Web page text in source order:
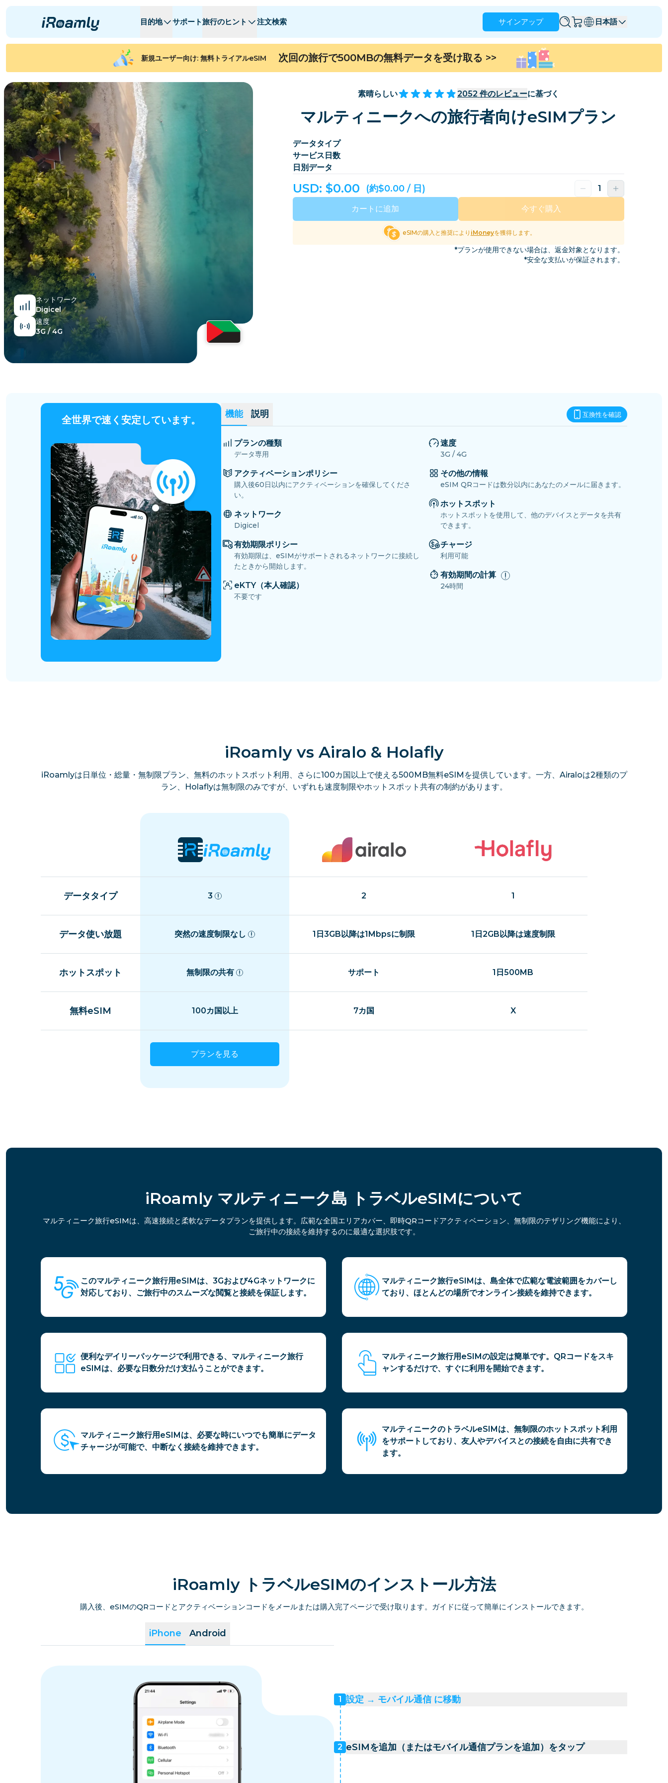
目的地 サポート旅行のヒント 注文検索 サインアップ 日本語
ローカルeSIM
リージョナルeSIM
J - O P - S
アルバニア
アルジェリア アンドラ アングィラ
アルゼンチン
アゼルバイジャン
ボスニア・ヘルツェゴビナ ブラジル ブルネイ
カンボジア
콩고 공화국 コスタリカ コートジボワール キプロス
チェコ共和国 ドミニカ ドミニカ共和国
エストニア
全ての目的地を見る
旅行日程 J - O P - S
中国 ヨーロッパ
新規ユーザー向け: 無料トライアルeSIM 次回の旅行で500MBの無料データを受け取る >>
ネットワーク
Digicel
速度
3G / 4G
素晴らしい 2052 件のレビューに基づく
マルティニークへの旅行者向けeSIMプラン
データタイプ
サービス日数
日別データ
USD: $0.00 (約$0.00 / 日)
カートに追加 今すぐ購入
eSIMの購入と推奨により iMoneyを獲得します。
*プランが使用できない場合は、返金対象となります。
*安全な支払いが保証されます。
全世界で速く安定しています。 機能 説明 互換性を確認
プランの種類
データ専用
アクティベーションポリシー
購入後60日以内にアクティベーションを確保してくださ
い。
ネットワーク
Digicel
有効期限ポリシー
有効期限は、eSIMがサポートされるネットワークに接続し
たときから開始します。
eKTY（本人確認）
不要です
速度
3G / 4G
その他の情報
eSIM QRコードは数分以内にあなたのメールに届きます。
ホットスポット
ホットスポットを使用して、他のデバイスとデータを共有
できます。
チャージ
利用可能
有効期間の計算
24時間
iRoamly vs Airalo & Holafly
iRoamlyは日単位・総量・無制限プラン、無料のホットスポット利用、さらに100カ国以上で使える500MB無料eSIMを提供しています。一方、Airaloは2種類のプ
ラン、Holaflyは無制限のみですが、いずれも速度制限やホットスポット共有の制約があります。
データタイプ 3 2 1
データ使い放題 突然の速度制限なし 1日3GB以降は1Mbpsに制限 1日2GB以降は速度制限
ホットスポット 無制限の共有 サポート 1日500MB
無料eSIM 100カ国以上 7カ国 X
プランを見る
iRoamly マルティニーク島 トラベルeSIMについて
マルティニーク旅行eSIMは、高速接続と柔軟なデータプランを提供します。広範な全国エリアカバー、即時QRコードアクティベーション、無制限のテザリング機能により、
ご旅行中の接続を維持するのに最適な選択肢です。
このマルティニーク旅行用eSIMは、3Gおよび4Gネットワークに
対応しており、ご旅行中のスムーズな閲覧と接続を保証します。
マルティニーク旅行eSIMは、島全体で広範な電波範囲をカバーし
ており、ほとんどの場所でオンライン接続を維持できます。
便利なデイリーパッケージで利用できる、マルティニーク旅行
eSIMは、必要な日数分だけ支払うことができます。
マルティニーク旅行用eSIMの設定は簡単です。QRコードをスキ
ャンするだけで、すぐに利用を開始できます。
マルティニーク旅行用eSIMは、必要な時にいつでも簡単にデータ
チャージが可能で、中断なく接続を維持できます。
マルティニークのトラベルeSIMは、無制限のホットスポット利用
をサポートしており、友人やデバイスとの接続を自由に共有でき
ます。
iRoamly トラベルeSIMのインストール方法
購入後、eSIMのQRコードとアクティベーションコードをメールまたは購入完了ページで受け取ります。ガイドに従って簡単にインストールできます。
iPhone Android
1 設定 → モバイル通信 に移動
2 eSIMを追加（またはモバイル通信プランを追加）をタップ